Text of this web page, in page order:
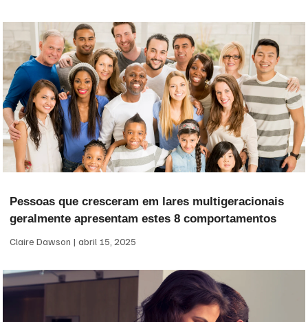
Pessoas que cresceram em lares multigeracionais
geralmente apresentam estes 8 comportamentos
Claire Dawson abril 15, 2025